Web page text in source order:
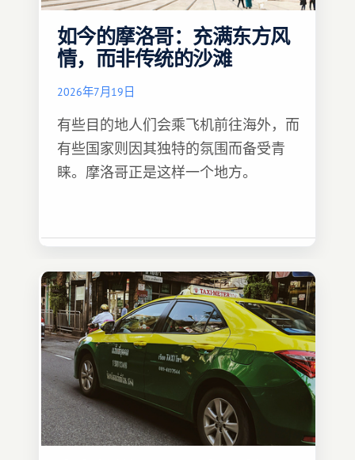
如今的摩洛哥：充满东方风
情，而非传统的沙滩
2026年7月19日
有些目的地人们会乘飞机前往海外，而
有些国家则因其独特的氛围而备受青
睐。摩洛哥正是这样一个地方。